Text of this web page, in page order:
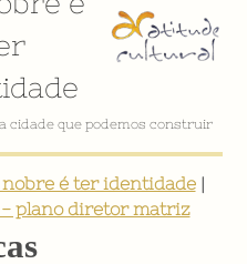
cidade que podemos construir
é ter identidade|
plano diretor matriz